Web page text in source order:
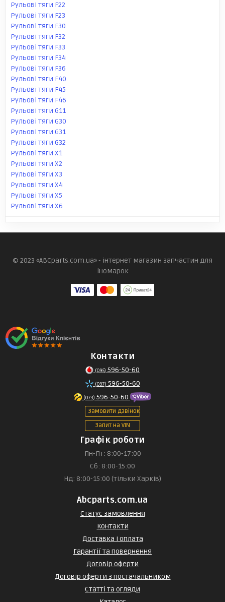
Рульові тяги F22
Рульові тяги F23
Рульові тяги F30
Рульові тяги F32
Рульові тяги F33
Рульові тяги F34
Рульові тяги F36
Рульові тяги F40
Рульові тяги F45
Рульові тяги F46
Рульові тяги G11
Рульові тяги G30
Рульові тяги G31
Рульові тяги G32
Рульові тяги X1
Рульові тяги X2
Рульові тяги X3
Рульові тяги X4
Рульові тяги X5
Рульові тяги X6
© 2023 «ABCparts.com.ua» - інтернет магазин запчастин для
іномарок
Контакти
(095) 596-50-60
(097) 596-50-60
(073) 596-50-60
Замовити дзвінок
Запит на VIN
Графік роботи
Пн-Пт: 8:00-17:00
Сб: 8:00-15:00
Нд: 8:00-15:00 (тільки Харків)
Abcparts.com.ua
Статус замовлення
Контакти
Доставка і оплата
Гарантії та повернення
Договір оферти
Договір оферти з постачальником
Статті та огляди